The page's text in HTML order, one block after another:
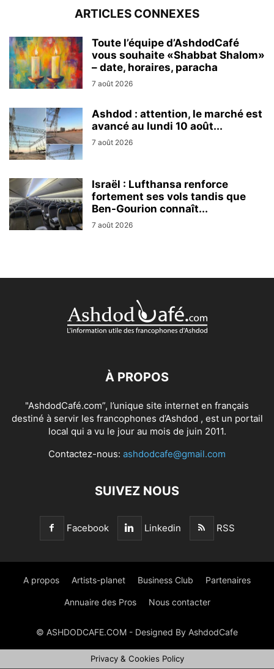
ARTICLES CONNEXES
Toute l’équipe d’AshdodCafé
vous souhaite «Shabbat Shalom»
– date, horaires, paracha
7 août 2026
Ashdod : attention, le marché est
avancé au lundi 10 août...
7 août 2026
Israël : Lufthansa renforce
fortement ses vols tandis que
Ben-Gourion connaît...
7 août 2026
À PROPOS
"AshdodCafé.com”, l’unique site internet en français
destiné à servir les francophones d’Ashdod , est un portail
local qui a vu le jour au mois de juin 2011.
Contactez-nous: ashdodcafe@gmail.com
SUIVEZ NOUS
Facebook Linkedin RSS
A propos Artists-planet Business Club Partenaires
Annuaire des Pros Nous contacter
© ASHDODCAFE.COM - Designed By AshdodCafe
Privacy & Cookies Policy